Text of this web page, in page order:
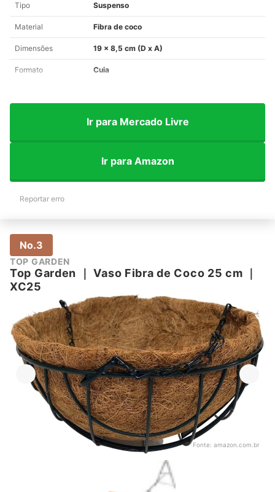
Tipo Suspenso
Material Fibra de coco
Dimensões 19 x 8,5 cm (D x A)
Formato Cuia
Ir para Mercado Livre
Ir para Amazon
Reportar erro
No.3
TOP GARDEN
Top Garden ｜Vaso Fibra de Coco 25 cm
XC25
Fonte: amazon.com.br